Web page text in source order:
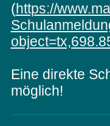
(https://
Eine direkte
möglich!